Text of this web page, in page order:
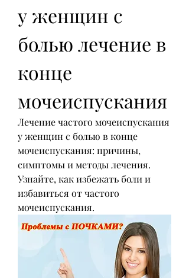
у женщин с
болью лечение в
конце
мочеиспускания
Лечение частого мочеиспускания
у женщин с болью в конце
мочеиспускания: причины,
симптомы и методы лечения.
Узнайте, как избежать боли и
избавиться от частого
мочеиспускания.